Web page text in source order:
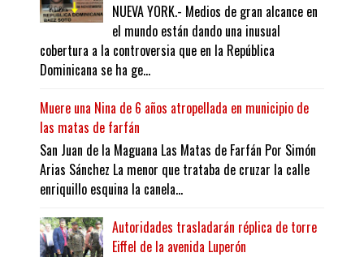
NUEVA YORK.- Medios de gran alcance en
el mundo están dando una inusual
cobertura a la controversia que en la República
Dominicana se ha ge...
Muere una Nina de 6 años atropellada en municipio de
las matas de farfán
San Juan de la Maguana Las Matas de Farfán Por Simón
Arias Sánchez La menor que trataba de cruzar la calle
enriquillo esquina la canela...
Autoridades trasladarán réplica de torre
Eiffel de la avenida Luperón